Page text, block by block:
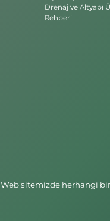
Drenaj ve Altyapı
Rehberi
Web sitemizde herhangi